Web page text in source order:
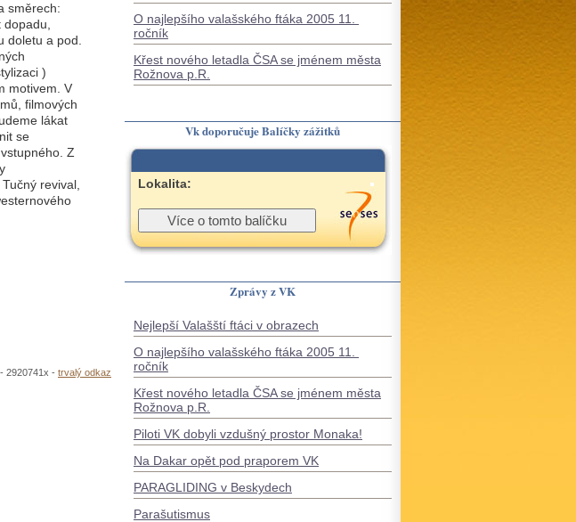
směrech:
doletu a pod.
)
motivem. V
filmových
lákat
se
Z
revival,
2920741x - trvalý odkaz
O najlepšího valašského ftáka 2005 11.
ročník
Křest nového letadla ČSA se jménem města
Rožnova p.R.
Vk doporučuje Balíčky zážitků
Lokalita:
Zprávy z VK
Nejlepší Valašští ftáci v obrazech
O najlepšího valašského ftáka 2005 11.
ročník
Křest nového letadla ČSA se jménem města
Rožnova p.R.
Piloti VK dobyli vzdušný prostor Monaka!
Na Dakar opět pod praporem VK
PARAGLIDING v Beskydech
Parašutismus